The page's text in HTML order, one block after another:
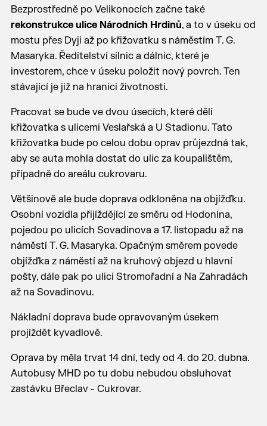
Bezprostředně po Velikonocích začne také
rekonstrukce ulice Národních Hrdinů, a to v úseku od
mostu přes Dyji až po křižovatku s náměstím T. G.
Masaryka. Ředitelství silnic a dálnic, které je
investorem, chce v úseku položit nový povrch. Ten
stávající je již na hranici životnosti.
Pracovat se bude ve dvou úsecích, které dělí
křižovatka s ulicemi Veslařská a U Stadionu. Tato
křižovatka bude po celou dobu oprav průjezdná tak,
aby se auta mohla dostat do ulic za koupalištěm,
případně do areálu cukrovaru.
Většinově ale bude doprava odkloněna na objížďku.
Osobní vozidla přijíždějící ze směru od Hodonína,
pojedou po ulicích Sovadinova a 17. listopadu až na
náměstí T. G. Masaryka. Opačným směrem povede
objížďka z náměstí až na kruhový objezd u hlavní
pošty, dále pak po ulici Stromořadní a Na Zahradách
až na Sovadinovu.
Nákladní doprava bude opravovaným úsekem
projíždět kyvadlově.
Oprava by měla trvat 14 dní, tedy od 4. do 20. dubna.
Autobusy MHD po tu dobu nebudou obsluhovat
zastávku Břeclav - Cukrovar.